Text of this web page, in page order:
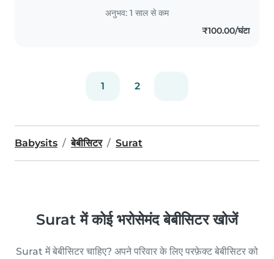
क्राफ्टिंग और खेल खेलना पसंद करती हूँ। मैं
पालतू जानवरों और होमवर्क में मदद करने में भी
आरामदायक हूँ। मैं अपने अनुभव और कौशल के..
अनुभव: 1 साल से कम
₹100.00/घंटा
1 2
Babysits बेबीसिटर Surat
Surat में कोई भरोसेमंद बेबीसिटर खोजें
Surat में बेबीसिटर चाहिए? अपने परिवार के लिए परफ़ेक्ट बेबीसिटर को